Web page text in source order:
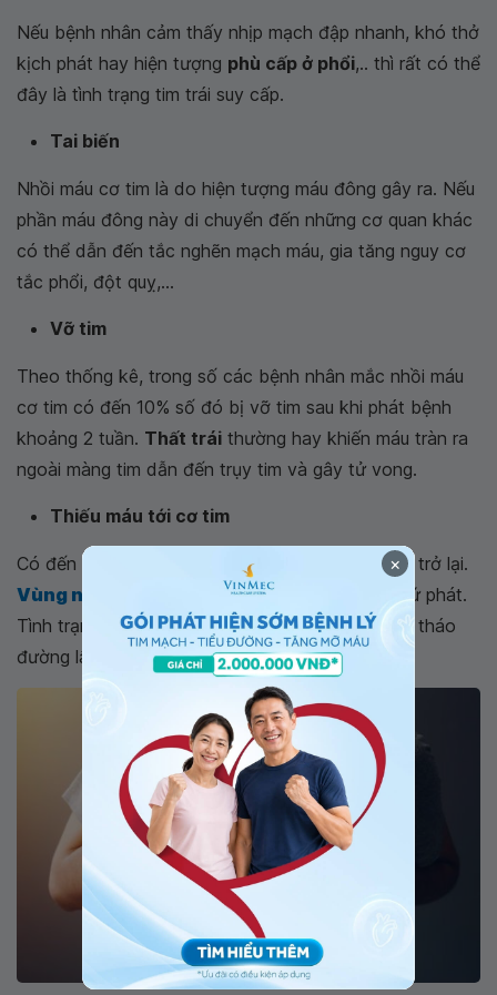
Nếu bệnh nhân cảm thấy nhịp mạch đập nhanh, khó thở
kịch phát hay hiện tượng phù cấp ở phổi,.. thì rất có thể
đây là tình trạng tim trái suy cấp.
Tai biến
Nhồi máu cơ tim là do hiện tượng máu đông gây ra. Nếu
phần máu đông này di chuyển đến những cơ quan khác
có thể dẫn đến tắc nghẽn mạch máu, gia tăng nguy cơ
tắc phổi, đột quỵ,...
Vỡ tim
Theo thống kê, trong số các bệnh nhân mắc nhồi máu
cơ tim có đến 10% số đó bị vỡ tim sau khi phát bệnh
khoảng 2 tuần. Thất trái thường hay khiến máu tràn ra
ngoài màng tim dẫn đến trụy tim và gây tử vong.
Thiếu máu tới cơ tim
Có đến 30% bệnh nhân gặpnhồi máu thứ phát trở lại.
Vùng ngực phải đau thắtchính là biểu hiện thứ phát.
Tình trạng này thường gặp phải ở bệnh nhân đái tháo
đường lâu năm.
×